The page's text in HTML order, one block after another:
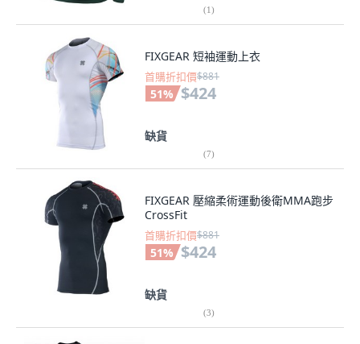
(1)
FIXGEAR 短袖運動上衣
首購折扣價$881
51% $424
缺貨
(7)
FIXGEAR 壓縮柔術運動後衛MMA跑步
CrossFit
首購折扣價$881
51% $424
缺貨
(3)